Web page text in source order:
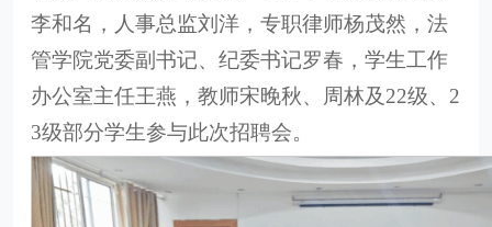
李和名，人事总监刘洋，专职律师杨茂然，法
管学院党委副书记、纪委书记罗春，学生工作
办公室主任王燕，教师宋晚秋、周林及22级、2
3级部分学生参与此次招聘会。